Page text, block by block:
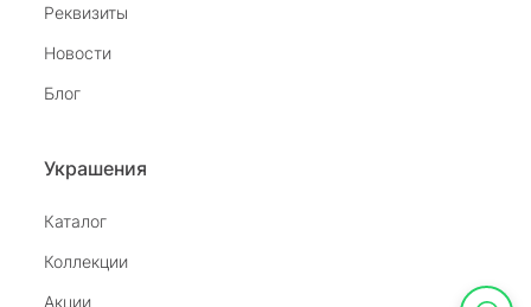
Реквизиты
Новости
Блог
Украшения
Каталог
Коллекции
Акции